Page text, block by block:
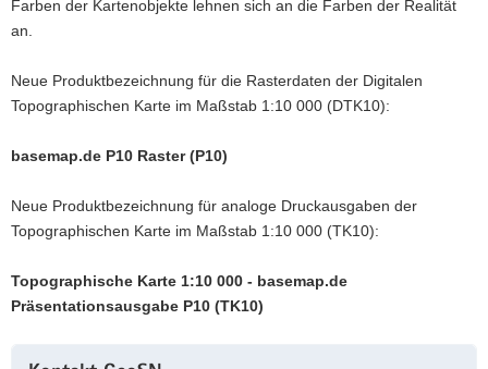
Farben der Kartenobjekte lehnen sich an die Farben der Realität
an.
Neue Produktbezeichnung für die Rasterdaten der Digitalen
Topographischen Karte im Maßstab 1:10 000 (DTK10):
basemap.de P10 Raster (P10)
Neue Produktbezeichnung für analoge Druckausgaben der
Topographischen Karte im Maßstab 1:10 000 (TK10):
Topographische Karte 1:10 000 - basemap.de
Präsentationsausgabe P10 (TK10)